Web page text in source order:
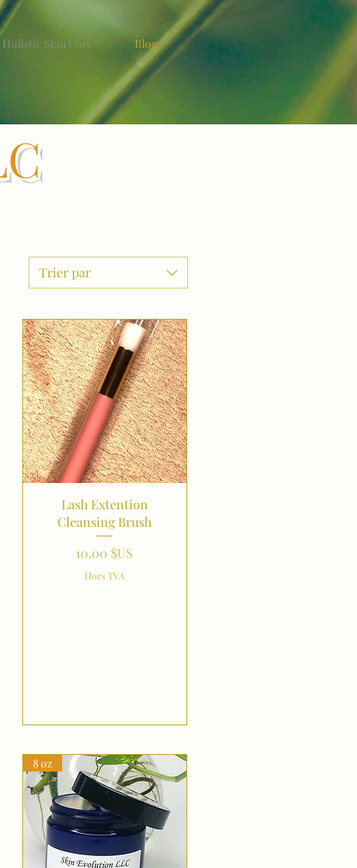
Holistic Skin Care Blog
Trier par
Aperçu rapide
Lash Extention
Cleansing Brush
Prix
10,00 $US
Hors TVA
8 oz